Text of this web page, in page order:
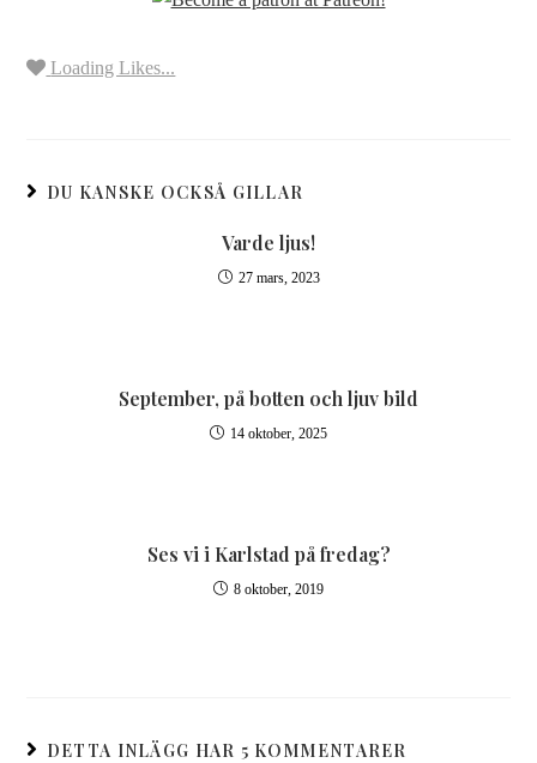
Loading Likes...
DU KANSKE OCKSÅ GILLAR
Varde ljus!
27 mars, 2023
September, på botten och ljuv bild
14 oktober, 2025
Ses vi i Karlstad på fredag?
8 oktober, 2019
DETTA INLÄGG HAR 5 KOMMENTARER